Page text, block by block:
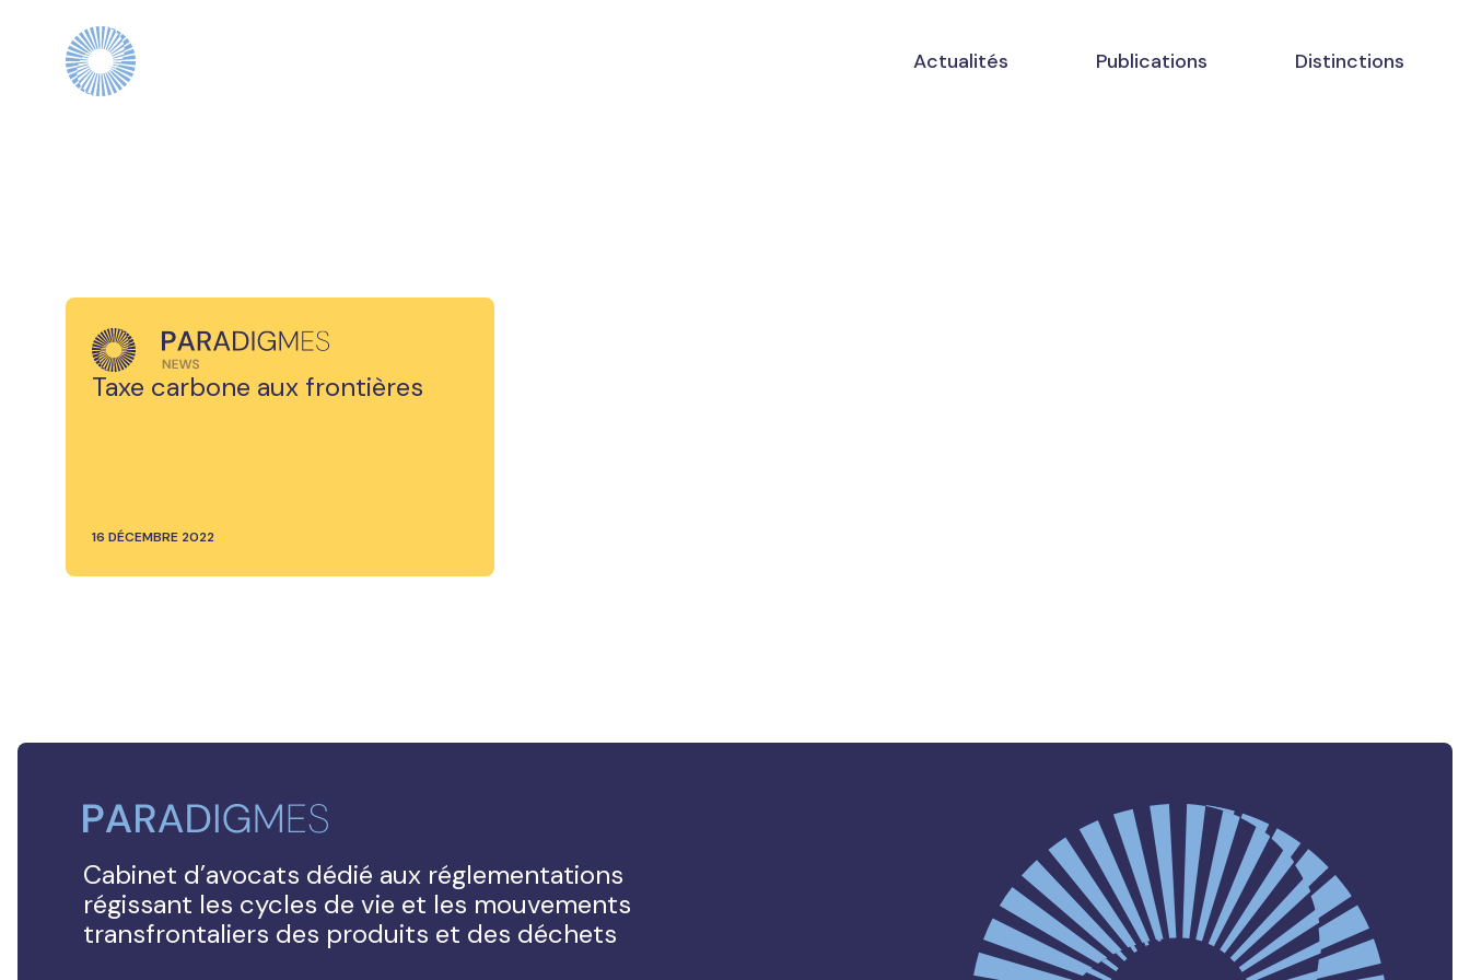
Actualités Publications Distinctions
Taxe carbone aux frontières
16 DÉCEMBRE 2022
Cabinet d’avocats dédié aux réglementations
régissant les cycles de vie et les mouvements
transfrontaliers des produits et des déchets